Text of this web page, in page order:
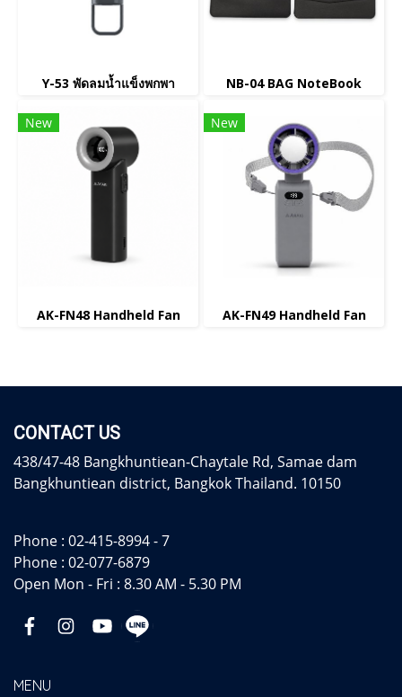
Y-53 พัดลมน้ำแข็งพกพา NB-04 BAG NoteBook
New
AK-FN48 Handheld Fan
New
AK-FN49 Handheld Fan
CONTACT US
438/47-48 Bangkhuntiean-Chaytale Rd, Samae dam
Bangkhuntiean district, Bangkok Thailand. 10150
Phone : 02-415-8994 - 7
Phone : 02-077-6879
Open Mon - Fri : 8.30 AM - 5.30 PM
MENU